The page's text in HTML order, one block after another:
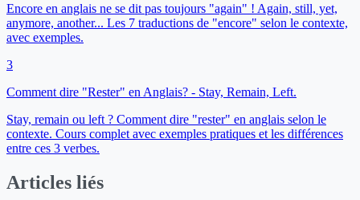
Encore en anglais ne se dit pas toujours "again" ! Again, still, yet,
anymore, another... Les 7 traductions de "encore" selon le contexte,
avec exemples.
3
Comment dire "Rester" en Anglais? - Stay, Remain, Left.
Stay, remain ou left ? Comment dire "rester" en anglais selon le
contexte. Cours complet avec exemples pratiques et les différences
entre ces 3 verbes.
Articles liés